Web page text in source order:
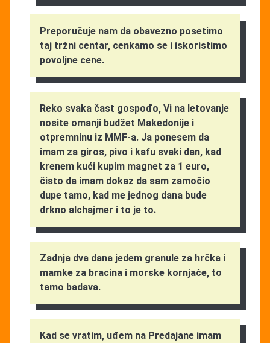
Preporučuje nam da obavezno posetimo
taj tržni centar, cenkamo se i iskoristimo
povoljne cene.
Reko svaka čast gospođo, Vi na letovanje
nosite omanji budžet Makedonije i
otpremninu iz MMF-a. Ja ponesem da
imam za giros, pivo i kafu svaki dan, kad
krenem kući kupim magnet za 1 euro,
čisto da imam dokaz da sam zamočio
dupe tamo, kad me jednog dana bude
drkno alchajmer i to je to.
Zadnja dva dana jedem granule za hrčka i
mamke za bracina i morske kornjače, to
tamo badava.
Kad se vratim, uđem na Predajane imam